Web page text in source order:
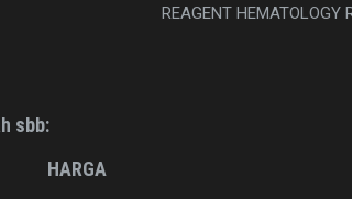
REAGENT HEMATOLOGY
sbb:
HARGA